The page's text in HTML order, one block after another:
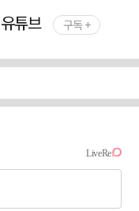
유튜브 구독 +